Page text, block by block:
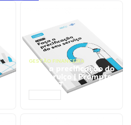
GESTÃO FINANCEIRA
Faça a precificação do
seu serviço | Prompts
ChatGPT